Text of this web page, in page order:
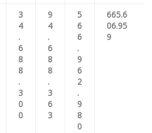
3
4
.
6
8
8
.
3
0
0
9
4
.
6
8
8
.
3
6
3
5
6
6
.
9
6
2
.
9
8
0
665.6
06.95
9